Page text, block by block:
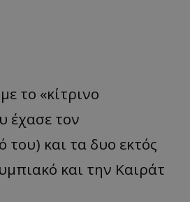
το «κίτρινο
έχασε τον
και τα δυο εκτός
και την Καιράτ